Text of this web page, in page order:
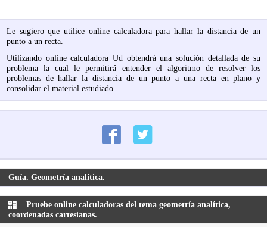
Le sugiero que utilice online calculadora para hallar la distancia de un
punto a un recta.
Utilizando online calculadora Ud obtendrá una solución detallada de su
problema la cual le permitirá entender el algoritmo de resolver los
problemas de hallar la distancia de un punto a una recta en plano y
consolidar el material estudiado.
Guía. Geometría analítica.
Pruebe online calculadoras del tema geometría analítica,
coordenadas cartesianas.